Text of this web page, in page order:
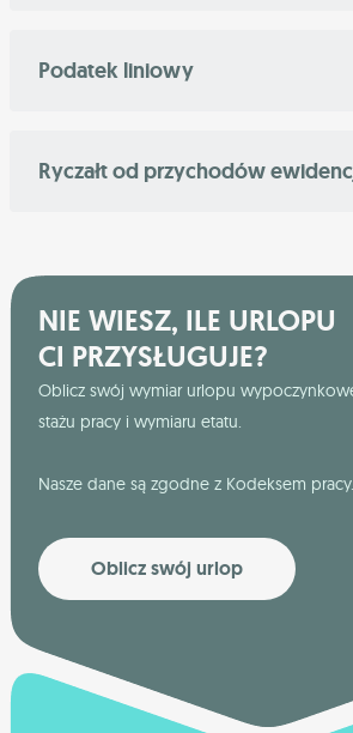
Podatek liniowy
Ryczałt od przychodów
NIE WIESZ, ILE URLOPU
CI PRZYSŁUGUJE?
Oblicz swój wymiar urlopu
stażu pracy i wymiaru etatu.
Nasze dane są zgodne z Kodeksem pracy.
Oblicz swój urlop